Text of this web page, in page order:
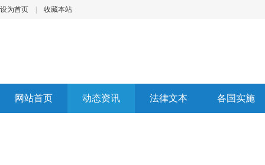
设为首页 收藏本站
网站首页 动态资讯 法律文本 各国实施